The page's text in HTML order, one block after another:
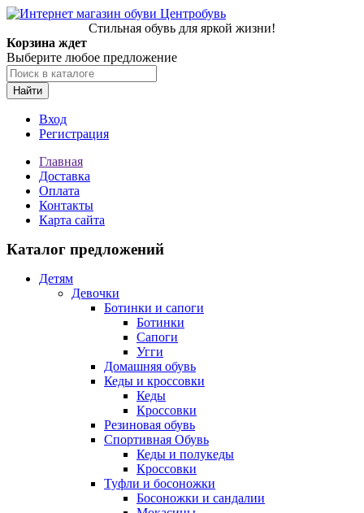
Стильная обувь для яркой жизни!
Корзина ждет
Выберите любое предложение
Найти
Вход
Регистрация
Главная
Доставка
Оплата
Контакты
Карта сайта
Каталог предложений
Детям
Девочки
Ботинки и сапоги
Ботинки
Сапоги
Угги
Домашняя обувь
Кеды и кроссовки
Кеды
Кроссовки
Резиновая обувь
Спортивная Обувь
Кеды и полукеды
Кроссовки
Туфли и босоножки
Босоножки и сандалии